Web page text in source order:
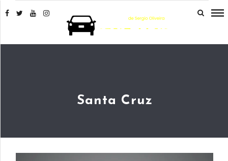
Santa Cruz